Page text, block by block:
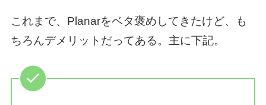
これまで、Planarをベタ褒めしてきたけど、も
ちろんデメリットだってある。主に下記。